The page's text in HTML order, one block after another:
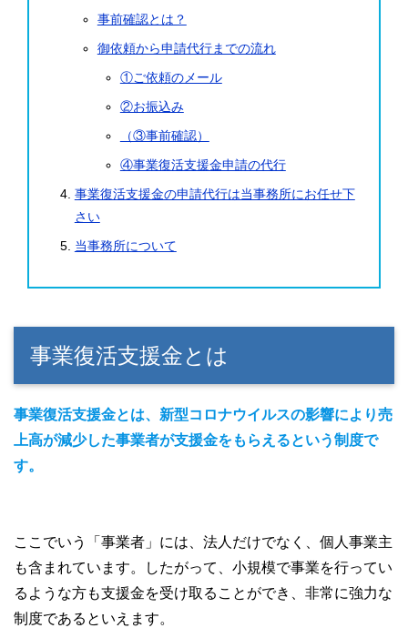
事前確認とは？
御依頼から申請代行までの流れ
①ご依頼のメール
②お振込み
（③事前確認）
④事業復活支援金申請の代行
事業復活支援金の申請代行は当事務所にお任せ下
さい
当事務所について
事業復活支援金とは
事業復活支援金とは、新型コロナウイルスの影響により売
上高が減少した事業者が支援金をもらえるという制度で
す。
ここでいう「事業者」には、法人だけでなく、個人事業主
も含まれています。したがって、小規模で事業を行ってい
るような方も支援金を受け取ることができ、非常に強力な
制度であるといえます。